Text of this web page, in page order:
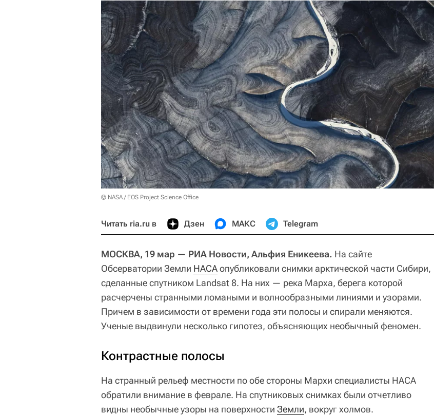
© NASA / EOS Project Science Office
Читать ria.ru в Дзен МАКС Telegram
МОСКВА, 19 мар — РИА Новости, Альфия Еникеева. На сайте
Обсерватории Земли НАСАопубликовали снимки арктической части Сибири,
сделанные спутником Landsat 8. На них — река Марха, берега которой
расчерчены странными ломаными и волнообразными линиями и узорами.
Причем в зависимости от времени года эти полосы и спирали меняются.
Ученые выдвинули несколько гипотез, объясняющих необычный феномен.
Контрастные полосы
На странный рельеф местности по обе стороны Мархи специалисты НАСА
обратили внимание в феврале. На спутниковых снимках были отчетливо
видны необычные узоры на поверхности Земли, вокруг холмов.